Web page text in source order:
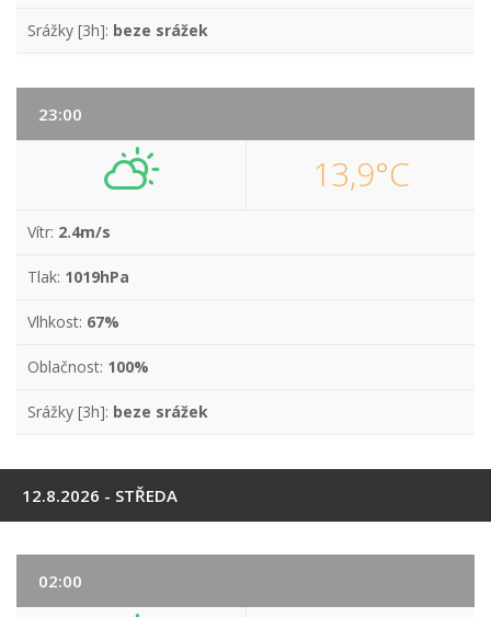
Srážky [3h]: beze srážek
23:00
13,9°C
Vítr: 2.4m/s
Tlak: 1019hPa
Vlhkost: 67%
Oblačnost: 100%
Srážky [3h]: beze srážek
12.8.2026 - STŘEDA
02:00